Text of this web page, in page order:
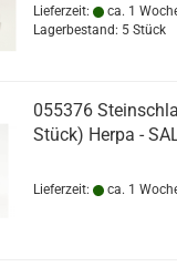
Lieferzeit: ca. 1
Lagerbestand: 5 Stück
055376
Stück) Herpa -
Lieferzeit: ca. 1